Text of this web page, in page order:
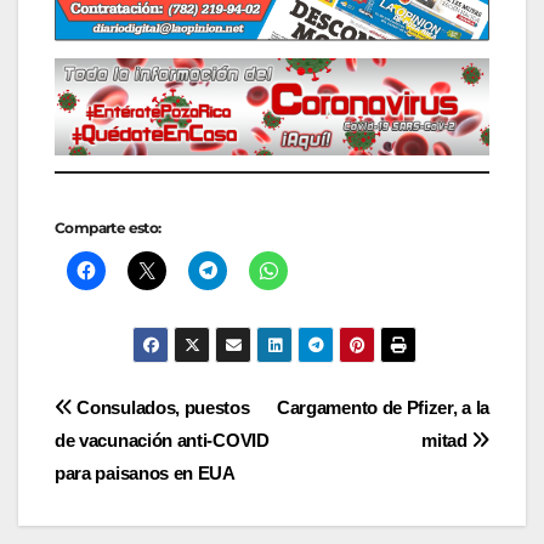
Comparte esto:
Navegación
de
entradas
Cargamento de Pfizer, a la
mitad
Consulados, puestos
de vacunación anti-COVID
para paisanos en EUA